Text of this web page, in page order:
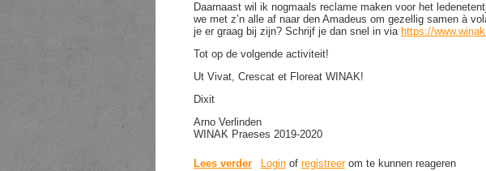
Daarnaast wil ik nogmaals reclame maken voor het
we met z’n alle af naar den Amadeus om gezellig samen à
je er graag bij zijn? Schrijf je dan snel in via https://
Tot op de volgende activiteit!
Ut Vivat, Crescat et Floreat WINAK!
Dixit
Arno Verlinden
WINAK Praeses 2019-2020
Lees verder over Ledenmail week 9
Loginof registreerom te kunnen reageren